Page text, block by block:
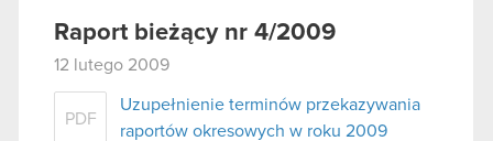
Raport bieżący nr 4/2009
12 lutego 2009
PDF
Uzupełnienie terminów przekazywania
raportów okresowych w roku 2009